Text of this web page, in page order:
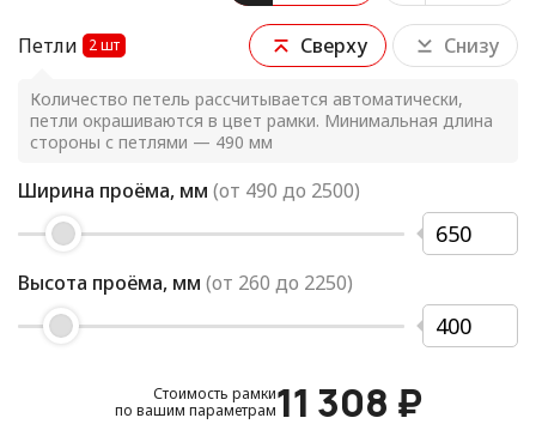
Петли 2шт Сверху Снизу
Количество петель рассчитывается автоматически,
петли окрашиваются в цвет рамки. Минимальная длина
стороны с петлями — 490 мм
Ширина проёма, мм (от 490 до 2500)
Высота проёма, мм (от 260 до 2250)
Стоимость рамки
по вашим параметрам11 308 ₽